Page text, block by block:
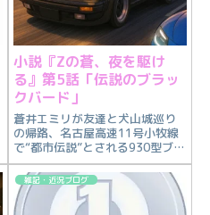
小説『Zの蒼、夜を駆け
る』第5話「伝説のブラッ
クバード」
蒼井エミリが友達と犬山城巡り
の帰路、名古屋高速11号小牧線
で“都市伝説”とされる930型ブラ
ックバードに遭遇しバトルする
雑記・近況ブログ